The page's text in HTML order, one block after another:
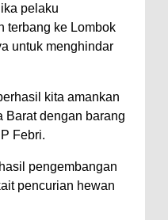
pelaku
terbang ke Lombok
untuk menghindar
kita amankan
Barat dengan barang
Febri.
pengembangan
pencurian hewan